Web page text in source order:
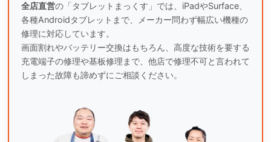
全店直営の「タブレットまっくす」では、iPadやSurface、
各種Androidタブレットまで、
メーカー問わず幅広い機種の
修理に対応しています。
画面割れやバッテリー交換はもちろん、高度な技術を要する
充電端子の修理や基板修理まで、 他店で修理不可と言われて
しまった故障も諦めずにご相談ください。